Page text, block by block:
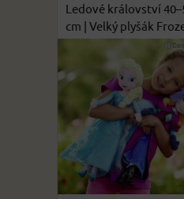
Ledové království
cm | Velký plyšák